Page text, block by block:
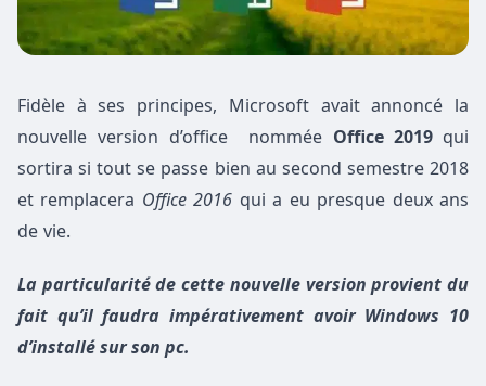
Fidèle à ses principes, Microsoft avait annoncé la
nouvelle version d’office nommée Office 2019 qui
sortira si tout se passe bien au second semestre 2018
et remplacera Office 2016 qui a eu presque deux ans
de vie.
La particularité de cette nouvelle version provient du
fait qu’il faudra impérativement avoir Windows 10
d’installé sur son pc.